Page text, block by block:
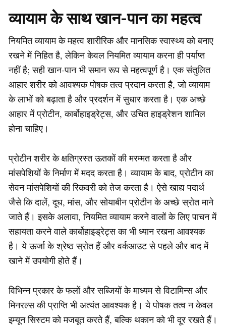
व्यायाम के साथ खान-पान का महत्व
नियमित व्यायाम के महत्व शारीरिक और मानसिक स्वास्थ्य को बनाए
रखने में निहित है, लेकिन केवल नियमित व्यायाम करना ही पर्याप्त
नहीं है; सही खान-पान भी समान रूप से महत्वपूर्ण है। एक संतुलित
आहार शरीर को आवश्यक पोषक तत्व प्रदान करता है, जो व्यायाम
के लाभों को बढ़ाता है और प्रदर्शन में सुधार करता है। एक अच्छे
आहार में प्रोटीन, कार्बोहाइड्रेट्स, और उचित हाइड्रेशन शामिल
होना चाहिए।
प्रोटीन शरीर के क्षतिग्रस्त ऊतकों की मरम्मत करता है और
मांसपेशियों के निर्माण में मदद करता है। व्यायाम के बाद, प्रोटीन का
सेवन मांसपेशियों की रिकवरी को तेज करता है। ऐसे खाद्य पदार्थ
जैसे कि दालें, दूध, मांस, और सोयाबीन प्रोटीन के अच्छे स्रोत माने
जाते हैं। इसके अलावा, नियमित व्यायाम करने वालों के लिए पाचन में
सहायता करने वाले कार्बोहाइड्रेट्स का भी ध्यान रखना आवश्यक
है। ये ऊर्जा के श्रेष्ठ स्रोत हैं और वर्कआउट से पहले और बाद में
खाने में उपयोगी होते हैं।
विभिन्न प्रकार के फलों और सब्जियों के माध्यम से विटामिन्स और
मिनरल्स की प्राप्ति भी अत्यंत आवश्यक है। ये पोषक तत्व न केवल
इम्यून सिस्टम को मजबूत करते हैं, बल्कि थकान को भी दूर रखते हैं।